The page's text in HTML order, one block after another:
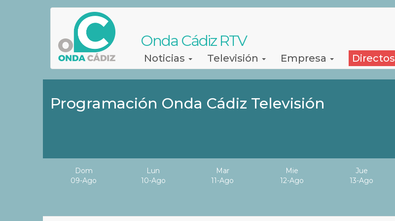
Onda Cádiz RTV
Navegación
principal
Noticias Televisión Empresa Directos
Programación Onda Cádiz Televisión
Dom
09-Ago
Lun
10-Ago
Mar
11-Ago
Mie
12-Ago
Jue
13-Ago